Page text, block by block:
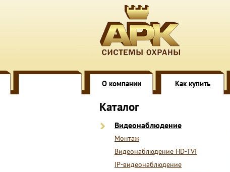
О компании Как купить
Каталог
Видеонаблюдение
Монтаж
Видеонаблюдение HD-TVI
IP-видеонаблюдение